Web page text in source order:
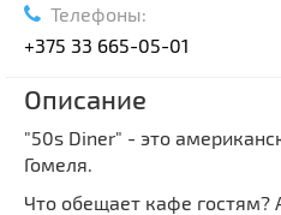
Телефоны:
+375 33 665-05-01
Описание
"50s Diner" - это
Гомеля.
Что обещает кафе гостям?